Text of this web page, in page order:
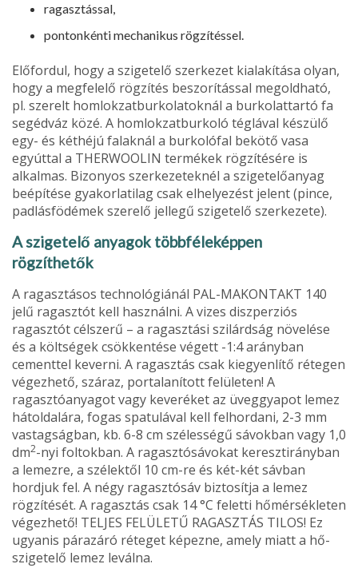
ragasztással,
pontonkénti mechanikus rögzítéssel.
Előfordul, hogy a szigetelő szerkezet kialakítása olyan,
hogy a megfelelő rögzítés beszorítással megoldható,
pl. szerelt homlokzatburkolatoknál a bur­kolattartó fa
segédváz közé. A homlokzatburkoló téglával készülő
egy- és két­héjú falaknál a burkolófal bekötő vasa
egyúttal a THERWOOLIN termékek rögzítésére is
alkalmas. Bizonyos szer­kezeteknél a szigetelőanyag
beépítése gyakorlatilag csak elhelyezést jelent (pince,
padlásfödémek szerelő jellegű szigetelő szerkezete).
A szigetelő anyagok többféleképpen
rögzíthetők
A ragasztásos technológiánál PAL-MAKONTAKT 140
jelű ragasztót kell használni. A vizes diszperziós
ragasztót célszerű – a ragasztási szilárdság növe­lése
és a költségek csökkentése végett -1:4 arányban
cementtel keverni. A ra­gasztás csak kiegyenlítő rétegen
végez­hető, száraz, portalanított felületen! A
ragasztóanyagot vagy keveréket az üveggyapot lemez
hátoldalára, fogas spatulával kell felhordani, 2-3 mm
vastagságban, kb. 6-8 cm szélességű sávokban vagy 1,0
dm2-nyi foltokban. A ragasztósávokat keresztirányban
a lemezre, a szélektől 10 cm-re és két-két sávban
hordjuk fel. A négy ragasztósáv biztosítja a lemez
rögzítését. A ragasztás csak 14 °C feletti hőmérsékleten
végezhető! TELJES FELÜLETŰ RA­GASZTÁS TILOS! Ez
ugyanis párazá­ró réteget képezne, amely miatt a hő­
szigetelő lemez leválna.